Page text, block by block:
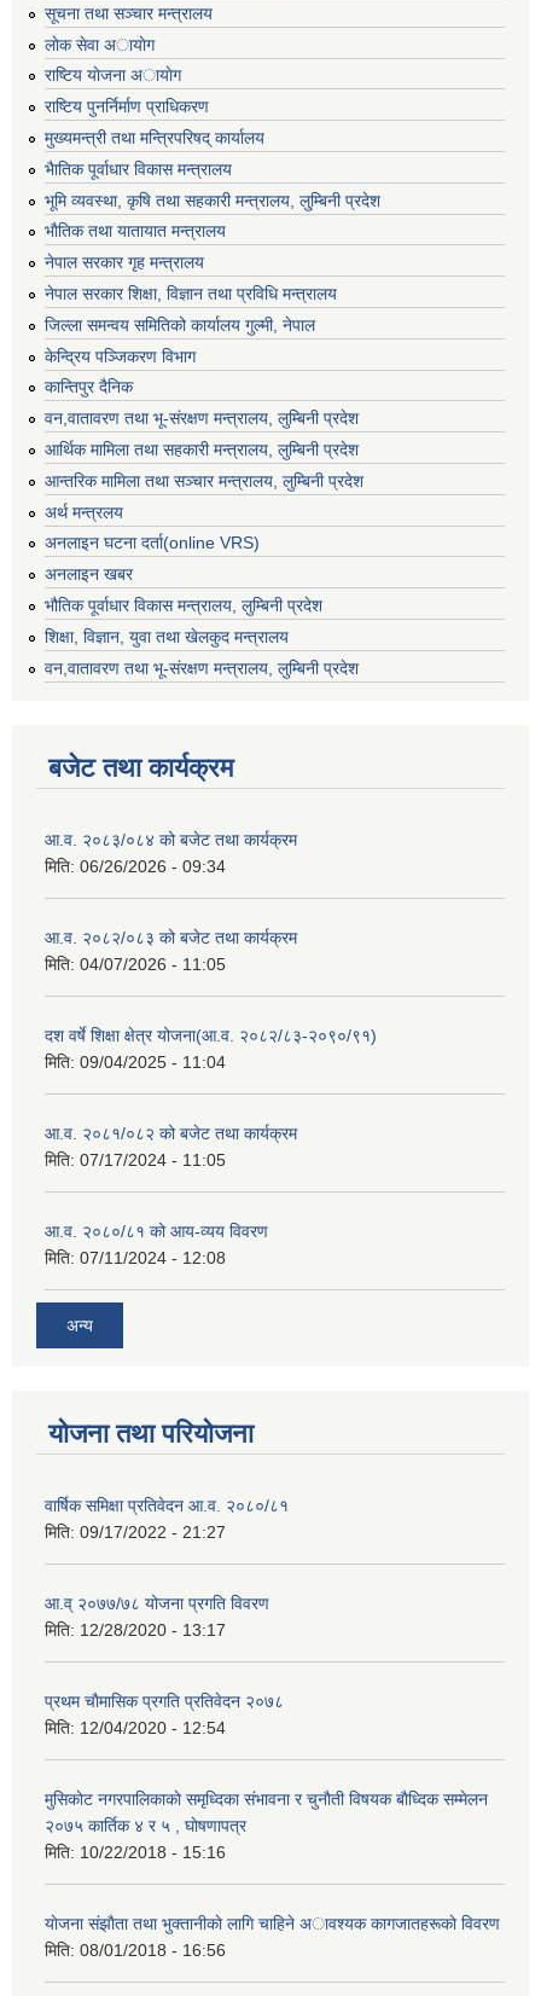
सूचना तथा सञ्चार मन्त्रालय
लाेक सेवा अायाेग
राष्टिय याेजना अायाेग
राष्टिय पुनर्निर्माण प्राधिकरण
मुख्यमन्त्री तथा मन्त्रिपरिषद् कार्यालय
भैातिक पूर्वाधार विकास मन्त्रालय
भूमि व्यवस्था, कृषि तथा सहकारी मन्त्रालय, लु्म्बिनी प्रदेश
भाैतिक तथा यातायात मन्त्रालय
नेपाल सरकार गृह मन्त्रालय
नेपाल सरकार शिक्षा, विज्ञान तथा प्रविधि मन्त्रालय
जिल्ला समन्वय समितिको कार्यालय गुल्मी, नेपाल
केन्द्रिय पञ्जिकरण विभाग
कान्तिपुर दैनिक
वन,वातावरण तथा भू-संरक्षण मन्त्रालय, लुम्बिनी प्रदेश
आर्थिक मामिला तथा सहकारी मन्त्रालय, लुम्बिनी प्रदेश
आन्तरिक मामिला तथा सञ्चार मन्त्रालय, लुम्बिनी प्रदेश
अर्थ मन्त्रलय
अनलाइन घटना दर्ता(online VRS)
अनलाइन खबर
भौतिक पूर्वाधार विकास मन्त्रालय, लुम्बिनी प्रदेश
शिक्षा, विज्ञान, युवा तथा खेलकुद मन्‍‍त्रालय
वन,वातावरण तथा भू-संरक्षण मन्त्रालय, लुम्बिनी प्रदेश
बजेट तथा कार्यक्रम
आ.व. २०८३/०८४ को बजेट तथा कार्यक्रम
मिति: 06/26/2026 - 09:34
आ.व. २०८२/०८३ को बजेट तथा कार्यक्रम
मिति: 04/07/2026 - 11:05
दश वर्षे शिक्षा क्षेत्र योजना(आ.व. २०८२/८३-२०९०/९१)
मिति: 09/04/2025 - 11:04
आ.व. २०८१/०८२ को बजेट तथा कार्यक्रम
मिति: 07/17/2024 - 11:05
आ.व. २०८०/८१ को आय-व्यय विवरण
मिति: 07/11/2024 - 12:08
अन्य
योजना तथा परियोजना
वार्षिक समिक्षा प्रतिवेदन आ.व. २०८०/८१
मिति: 09/17/2022 - 21:27
आ.व् २०७७/७८ योजना प्रगति विवरण
मिति: 12/28/2020 - 13:17
प्रथम चाैमासिक प्रगति प्रतिवेदन २०७८
मिति: 12/04/2020 - 12:54
मुसिकाेट नगरपालिकाकाे समृध्दिका संभावना र चुनाैती विषयक बाैध्दिक सम्मेलन
२०७५ कार्तिक ४ र ५ , घाेषणापत्र
मिति: 10/22/2018 - 15:16
याेजना संझाैता तथा भुक्तानीकाे लागि चाहिने अावश्यक कागजातहरूकाे विवरण
मिति: 08/01/2018 - 16:56